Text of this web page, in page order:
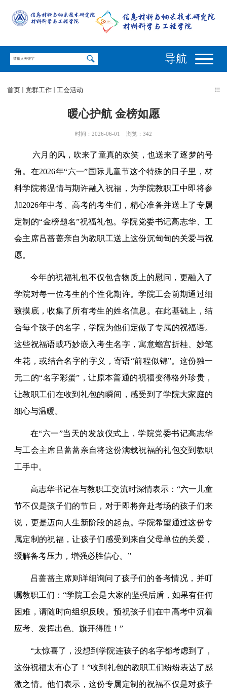
导航
首页 党群工作 工会活动
暖心护航 金榜如愿
时间：2026-06-01 浏览： 342
六月的风，吹来了童真的欢笑，也送来了逐梦的号
角。在2026年“六一”国际儿童节这个特殊的日子里，材
料学院将温情与期许融入祝福，为学院教职工中即将参
加2026年中考、高考的考生们，精心准备并送上了专属
定制的“金榜题名”祝福礼包。学院党委书记高志华、工
会主席吕蔷蔷亲自为教职工送上这份沉甸甸的关爱与祝
愿。
今年的祝福礼包不仅包含物质上的慰问，更融入了
学院对每一位考生的个性化期许。学院工会前期通过细
致摸底，收集了所有考生的姓名信息。在此基础上，结
合每个孩子的名字，学院为他们定做了专属的祝福语。
这些祝福语或巧妙嵌入考生名字，寓意蟾宫折桂、妙笔
生花，或结合名字的字义，寄语“前程似锦”。这份独一
无二的“名字彩蛋”，让原本普通的祝福变得格外珍贵，
让教职工们在收到礼包的瞬间，感受到了学院大家庭的
细心与温暖。
在“六一”当天的发放仪式上，学院党委书记高志华
与工会主席吕蔷蔷亲自将这份满载祝福的礼包交到教职
工手中。
高志华书记在与教职工交流时深情表示：“六一儿童
节不仅是孩子们的节日，对于即将奔赴考场的孩子们来
说，更是迈向人生新阶段的起点。学院希望通过这份专
属定制的祝福，让孩子们感受到来自父母单位的关爱，
缓解备考压力，增强必胜信心。”
吕蔷蔷主席则详细询问了孩子们的备考情况，并叮
嘱教职工们：“学院工会是大家的坚强后盾，如果有任何
困难，请随时向组织反映。预祝孩子们在中高考中沉着
应考、发挥出色、旗开得胜！”
“太惊喜了，没想到学院连孩子的名字都考虑到了，
这份祝福太有心了！”收到礼包的教职工们纷纷表达了感
激之情。他们表示，这份专属定制的祝福不仅是对孩子